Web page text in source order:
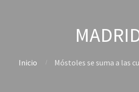
Inicio Móstoles se suma a las